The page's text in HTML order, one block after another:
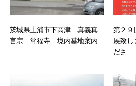
茨城県土浦市下高津 真義真
言宗 常福寺 境内墓地案内
第２
展致し
ださ...